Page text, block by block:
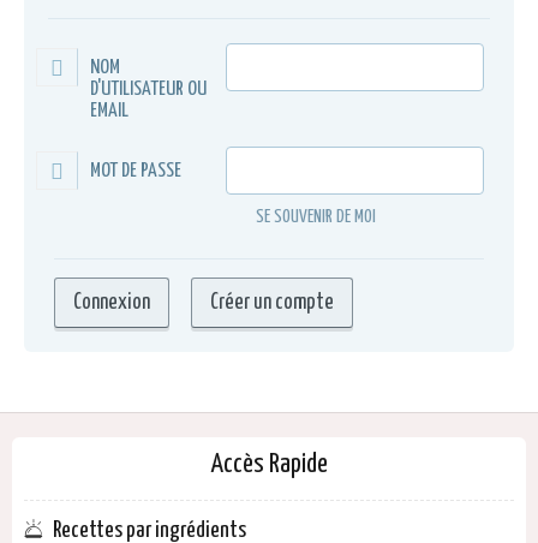
NOM
D'UTILISATEUR OU
EMAIL
MOT DE PASSE
SE SOUVENIR DE MOI
Accès Rapide
Recettes par ingrédients